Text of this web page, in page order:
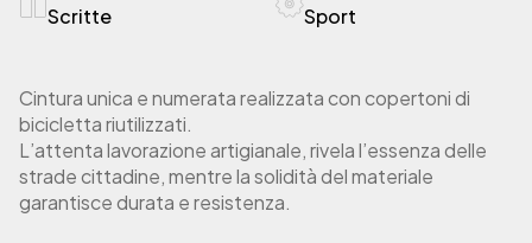
t
e
d
a
c
i
t
Scritte Sport
Cintura unica e numerata realizzata con copertoni di
bicicletta riutilizzati.
L’attenta lavorazione artigianale, rivela l’essenza delle
strade cittadine, mentre la solidità del materiale
garantisce durata e resistenza.